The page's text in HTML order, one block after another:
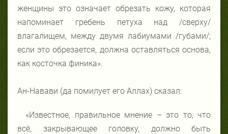
женщины это означает обрезать кожу, которая
напоминает гребень петуха над /сверху/
влагалищем, между двумя лабиумами /губами/;
если это обрезается, должна оставляться основа,
как косточка финика».
Ан-Навави (да помилует его Аллах) сказал:
«Известное, правильное мнение – это то, что
всё, закрывающее головку, должно быть